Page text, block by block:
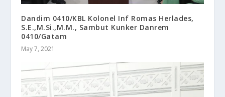
Dandim 0410/KBL Kolonel Inf Romas Herlades,
S.E.,M.Si.,M.M., Sambut Kunker Danrem
0410/Gatam
May 7, 2021